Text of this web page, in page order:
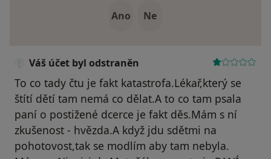
Ano Ne
Váš účet byl odstraněn
To co tady čtu je fakt katastrofa.Lékař,který se
štítí dětí tam nemá co dělat.A to co tam psala
paní o postižené dcerce je fakt děs.Mám s ní
zkušenost - hvězda.A když jdu sdětmi na
pohotovost,tak se modlím aby tam nebyla.